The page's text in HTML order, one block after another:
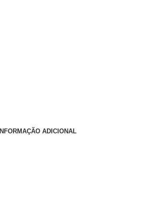
INFORMAÇÃO ADICIONAL